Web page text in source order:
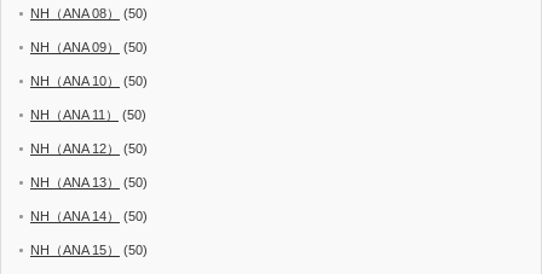
NH（ANA 08） (50)
NH（ANA 09） (50)
NH（ANA 10） (50)
NH（ANA 11） (50)
NH（ANA 12） (50)
NH（ANA 13） (50)
NH（ANA 14） (50)
NH（ANA 15） (50)